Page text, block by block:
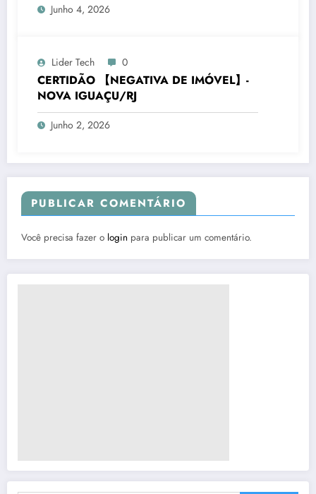
Junho 4, 2026
Lider Tech 0
CERTIDÃO 【NEGATIVA DE IMÓVEL】-
NOVA IGUAÇU/RJ
Junho 2, 2026
PUBLICAR COMENTÁRIO
Você precisa fazer o login para publicar um comentário.